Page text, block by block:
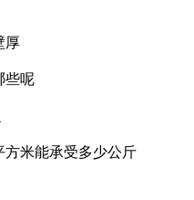
厚
些呢
方米能承受多少公斤